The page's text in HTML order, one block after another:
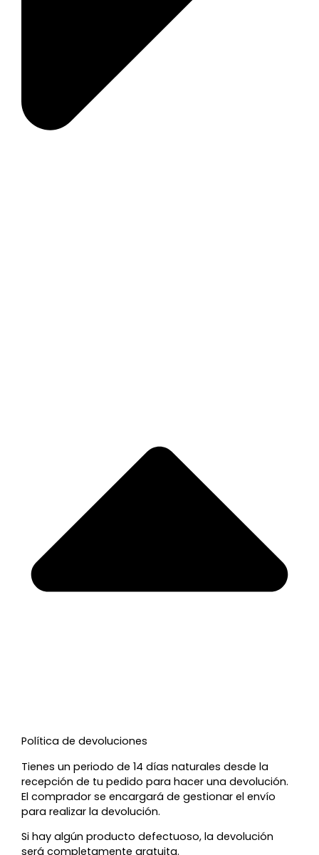
Política de devoluciones
Tienes un periodo de 14 días naturales desde la
recepción de tu pedido para hacer una devolución.
El comprador se encargará de gestionar el envío
para realizar la devolución.
Si hay algún producto defectuoso, la devolución
será completamente gratuita.